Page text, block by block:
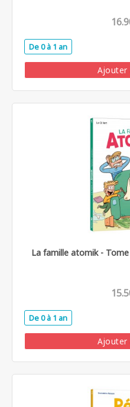
De 0 à 1 an
Ajouter
La famille atomik -
De 0 à 1 an
Ajouter